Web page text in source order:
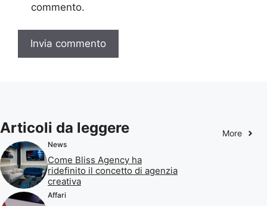
commento.
Articoli da leggere More
News
Come Bliss Agency ha
ridefinito il concetto di agenzia
creativa
Affari